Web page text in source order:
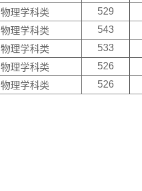
物理学科类 529
物理学科类 543
物理学科类 533
物理学科类 526
物理学科类 526